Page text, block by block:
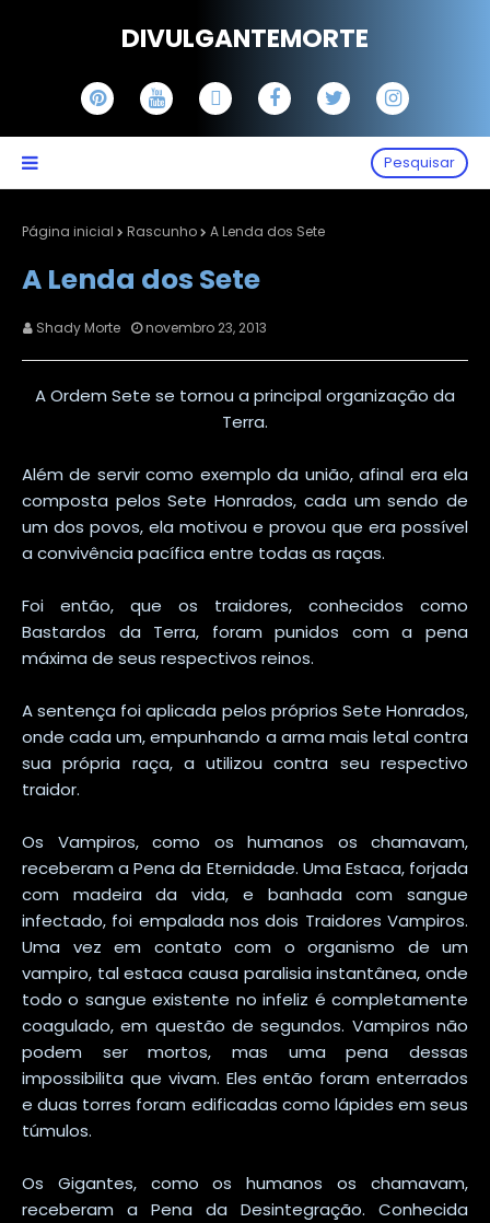
DIVULGANTEMORTE
Pesquisar
Página inicial Rascunho A Lenda dos Sete
A Lenda dos Sete
Shady Morte novembro 23, 2013
A Ordem Sete se tornou a principal organização da
Terra.
Além de servir como exemplo da união, afinal era ela
composta pelos Sete Honrados, cada um sendo de
um dos povos, ela motivou e provou que era possível
a convivência pacífica entre todas as raças.
Foi então, que os traidores, conhecidos como
Bastardos da Terra, foram punidos com a pena
máxima de seus respectivos reinos.
A sentença foi aplicada pelos próprios Sete Honrados,
onde cada um, empunhando a arma mais letal contra
sua própria raça, a utilizou contra seu respectivo
traidor.
Os Vampiros, como os humanos os chamavam,
receberam a Pena da Eternidade. Uma Estaca, forjada
com madeira da vida, e banhada com sangue
infectado, foi empalada nos dois Traidores Vampiros.
Uma vez em contato com o organismo de um
vampiro, tal estaca causa paralisia instantânea, onde
todo o sangue existente no infeliz é completamente
coagulado, em questão de segundos. Vampiros não
podem ser mortos, mas uma pena dessas
impossibilita que vivam. Eles então foram enterrados
e duas torres foram edificadas como lápides em seus
túmulos.
Os Gigantes, como os humanos os chamavam,
receberam a Pena da Desintegração. Conhecida